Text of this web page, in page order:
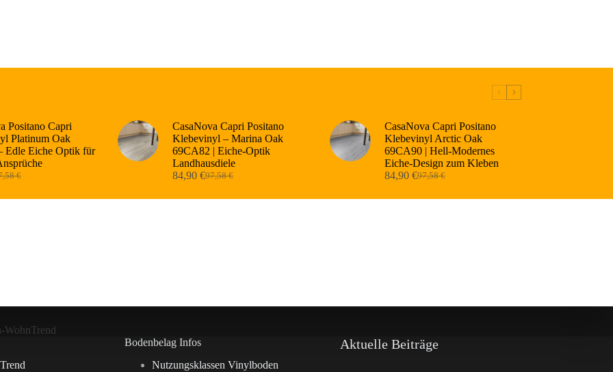
Positano Capri
Platinum Oak
Edle Eiche Optik für
€
CasaNova Capri Positano
Klebevinyl – Marina Oak
69CA82 | Eiche-Optik
Landhausdiele
97,58€
Ursprünglicher
84,90 €Aktueller
CasaNova Capri Positano
Klebevinyl Arctic Oak
69CA90 | Hell-Modernes
Eiche-Design zum Kleben
97,58€
Ursprünglicher
84,90 €Aktueller
WohnTrend
Bodenbelag Infos
Nutzungsklassen Vinylboden
Aktuelle Beiträge